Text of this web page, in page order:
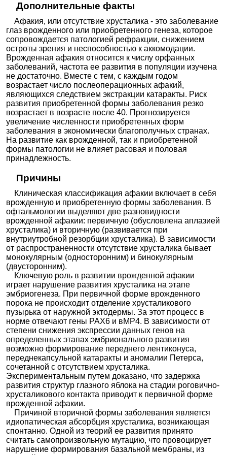
Дополнительные факты
Афакия, или отсутствие хрусталика - это заболевание
глаз врожденного или приобретенного генеза, которое
сопровождается патологией рефракции, снижением
остроты зрения и неспособностью к аккомодации.
Врожденная афакия относится к числу орфанных
заболеваний, частота ее развития в популяции изучена
не достаточно. Вместе с тем, с каждым годом
возрастает число послеоперационных афакий,
являющихся следствием экстракции катаракты. Риск
развития приобретенной формы заболевания резко
возрастает в возрасте после 40. Прогнозируется
увеличение численности приобретенных форм
заболевания в экономически благополучных странах.
На развитие как врожденной, так и приобретенной
формы патологии не влияет расовая и половая
принадлежность.
Причины
Клиническая классификация афакии включает в себя
врожденную и приобретенную формы заболевания. В
офтальмологии выделяют две разновидности
врожденной афакии: первичную (обусловлена аплазией
хрусталика) и вторичную (развивается при
внутриутробной резорбции хрусталика). В зависимости
от распространенности отсутствие хрусталика бывает
монокулярным (односторонним) и бинокулярным
(двусторонним).
Ключевую роль в развитии врожденной афакии
играет нарушение развития хрусталика на этапе
эмбриогенеза. При первичной форме врожденного
порока не происходит отделение хрусталикового
пузырька от наружной эктодермы. За этот процесс в
норме отвечают гены PAX6 и вMP4. В зависимости от
степени снижения экспрессии данных генов на
определенных этапах эмбрионального развития
возможно формирование переднего лентиконуса,
переднекапсульной катаракты и аномалии Петерса,
сочетанной с отсутствием хрусталика.
Экспериментальным путем доказано, что задержка
развития структур глазного яблока на стадии роговично-
хрусталикового контакта приводит к первичной форме
врожденной афакии.
Причиной вторичной формы заболевания является
идиопатическая абсорбция хрусталика, возникающая
спонтанно. Одной из теорий ее развития принято
считать самопроизвольную мутацию, что провоцирует
нарушение формирования базальной мембраны, из